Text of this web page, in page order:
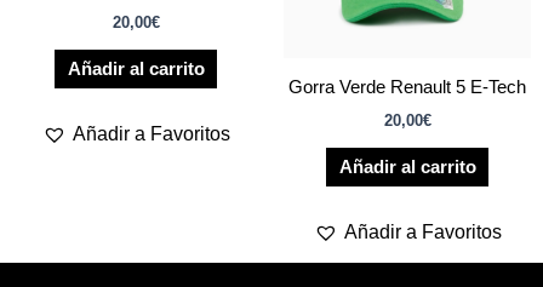
20,00€
Añadir al carrito
Añadir a Favoritos
Gorra Verde Renault 5 E-Tech
20,00€
Añadir al carrito
Añadir a Favoritos